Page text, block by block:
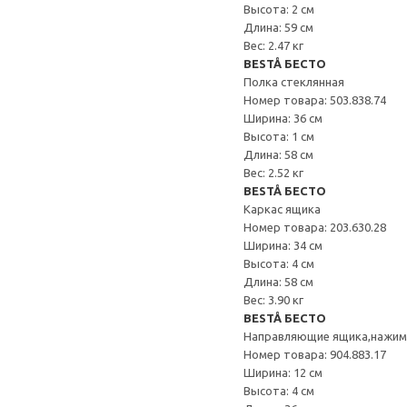
Высота: 2 см
Длина: 59 см
Вес: 2.47 кг
BESTÅ БЕСТО
Полка стеклянная
Номер товара: 503.838.74
Ширина: 36 см
Высота: 1 см
Длина: 58 см
Вес: 2.52 кг
BESTÅ БЕСТО
Каркас ящика
Номер товара: 203.630.28
Ширина: 34 см
Высота: 4 см
Длина: 58 см
Вес: 3.90 кг
BESTÅ БЕСТО
Направляющие
Номер товара: 904.883.17
Ширина: 12 см
Высота: 4 см